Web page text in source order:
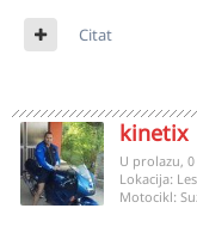
Citat
kinetix
U prolazu,
Lokacija:
Motocikl: